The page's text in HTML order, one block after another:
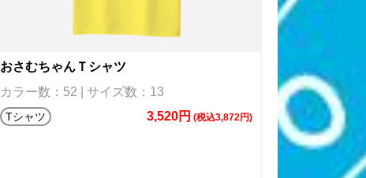
おさむちゃんＴシャツ
カラー数：52 | サイズ数：13
Tシャツ 3,520円 (税込3,872円)